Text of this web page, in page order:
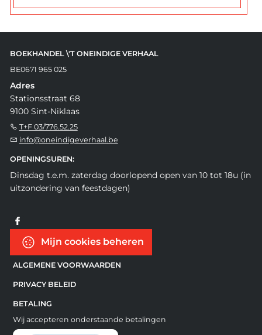
BOEKHANDEL \'T ONEINDIGE VERHAAL
BE0671 965 025
Adres
Stationsstraat 68
9100 Sint-Niklaas
T+F 03/776.52.25
info@oneindigeverhaal.be
OPENINGSUREN:
Dinsdag t.e.m. zaterdag doorlopend open van 10 tot 18u (in
uitzondering van feestdagen)
Mijn cookies beheren
ALGEMENE VOORWAARDEN
PRIVACY BELEID
BETALING
Wij accepteren onderstaande betalingen